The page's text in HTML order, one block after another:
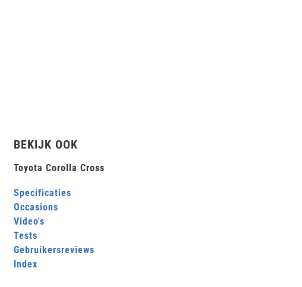
BEKIJK OOK
Toyota Corolla Cross
Specificaties
Occasions
Video's
Tests
Gebruikersreviews
Index